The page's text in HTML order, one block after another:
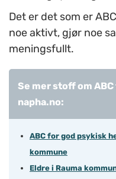
Det er det som er
noe aktivt, gjør noe
meningsfullt.
Se mer stoff om
napha.no:
ABC for god psykisk
kommune
Eldre i Rauma